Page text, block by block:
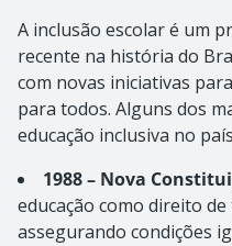
A inclusão escolar é um
recente na história do
com novas iniciativas
para todos. Alguns dos
educação inclusiva no
1988 – Nova
educação como direito
assegurando condições